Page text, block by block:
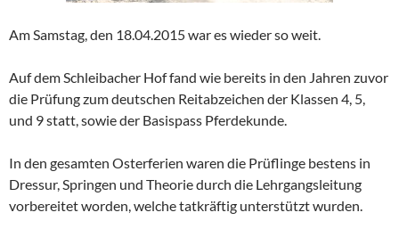
Am Samstag, den 18.04.2015 war es wieder so weit.
Auf dem Schleibacher Hof fand wie bereits in den Jahren zuvor
die Prüfung zum deutschen Reitabzeichen der Klassen 4, 5,
und 9 statt, sowie der Basispass Pferdekunde.
In den gesamten Osterferien waren die Prüflinge bestens in
Dressur, Springen und Theorie durch die Lehrgangsleitung
vorbereitet worden, welche tatkräftig unterstützt wurden.